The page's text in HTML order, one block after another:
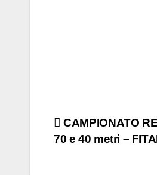
CAMPIONATO
70 e 40 metri –